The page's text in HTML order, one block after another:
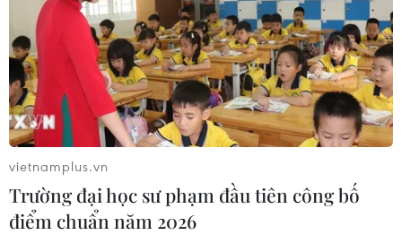
23/07/2020 05:12
Kinh tế Hàn Quốc trong quý II năm nay đã giảm 2,9% -
mức tồi tệ nhất kể từ cuộc khủng hoảng tài chính năm
1998, do những ảnh hưởng nặng nề từ dịch COVID-19.
vietnamplus.vn
Trường đại học sư phạm đầu tiên công bố
điểm chuẩn năm 2026